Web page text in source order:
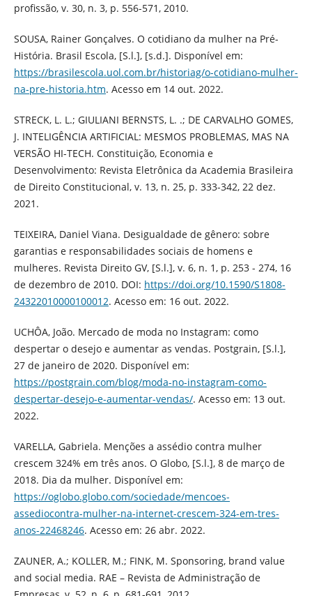
profissão, v. 30, n. 3, p. 556-571, 2010.
SOUSA, Rainer Gonçalves. O cotidiano da mulher na Pré-
História. Brasil Escola, [S.l.], [s.d.]. Disponível em:
https://brasilescola.uol.com.br/historiag/o-cotidiano-mulher-
na-pre-historia.htm. Acesso em 14 out. 2022.
STRECK, L. L.; GIULIANI BERNSTS, L. .; DE CARVALHO GOMES,
J. INTELIGÊNCIA ARTIFICIAL: MESMOS PROBLEMAS, MAS NA
VERSÃO HI-TECH. Constituição, Economia e
Desenvolvimento: Revista Eletrônica da Academia Brasileira
de Direito Constitucional, v. 13, n. 25, p. 333-342, 22 dez.
2021.
TEIXEIRA, Daniel Viana. Desigualdade de gênero: sobre
garantias e responsabilidades sociais de homens e
mulheres. Revista Direito GV, [S.l.], v. 6, n. 1, p. 253 - 274, 16
de dezembro de 2010. DOI: https://doi.org/10.1590/S1808-
24322010000100012. Acesso em: 16 out. 2022.
UCHÔA, João. Mercado de moda no Instagram: como
despertar o desejo e aumentar as vendas. Postgrain, [S.l.],
27 de janeiro de 2020. Disponível em:
https://postgrain.com/blog/moda-no-instagram-como-
despertar-desejo-e-aumentar-vendas/. Acesso em: 13 out.
2022.
VARELLA, Gabriela. Menções a assédio contra mulher
crescem 324% em três anos. O Globo, [S.l.], 8 de março de
2018. Dia da mulher. Disponível em:
https://oglobo.globo.com/sociedade/mencoes-
assediocontra-mulher-na-internet-crescem-324-em-tres-
anos-22468246. Acesso em: 26 abr. 2022.
ZAUNER, A.; KOLLER, M.; FINK, M. Sponsoring, brand value
and social media. RAE – Revista de Administração de